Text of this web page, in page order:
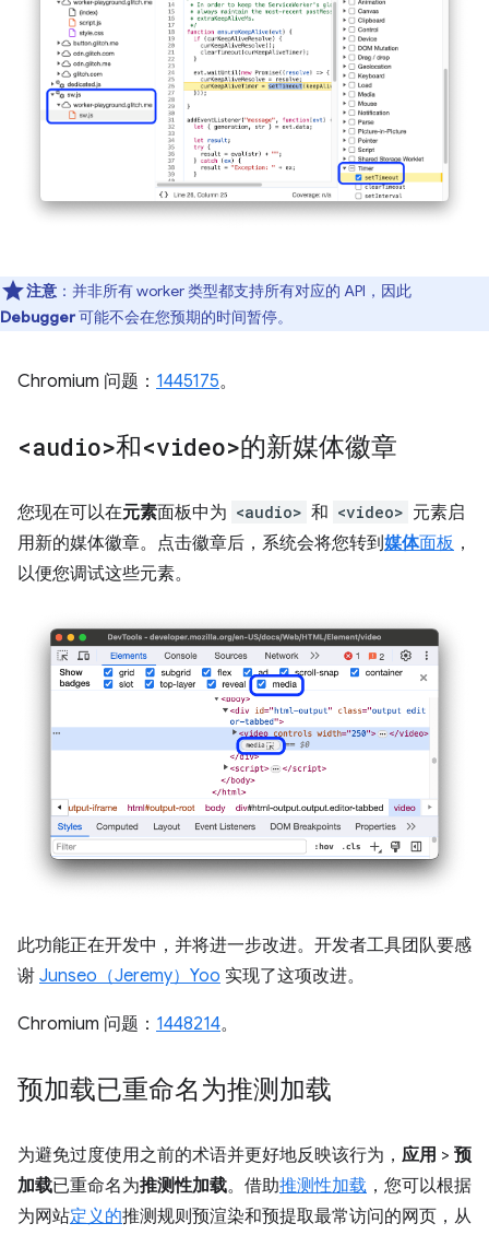
注意 ：并非所有 worker 类型都支持所有对应的 API，因此
Debugger可能不会在您预期的时间暂停。
Chromium 问题： 1445175。
<audio>和<video>的新媒体徽章
您现在可以在元素面板中为 <audio> 和 <video> 元素启
用新的媒体徽章。点击徽章后，系统会将您转到媒体面板 ，
以便您调试这些元素。
此功能正在开发中，并将进一步改进。开发者工具团队要感
谢 Junseo（Jeremy）Yoo 实现了这项改进。
Chromium 问题： 1448214。
预加载已重命名为推测加载
为避免过度使用之前的术语并更好地反映该行为， 应用 > 预
加载已重命名为推测性加载。借助推测性加载 ，您可以根据
为网站定义的推测规则预渲染和预提取最常访问的网页，从